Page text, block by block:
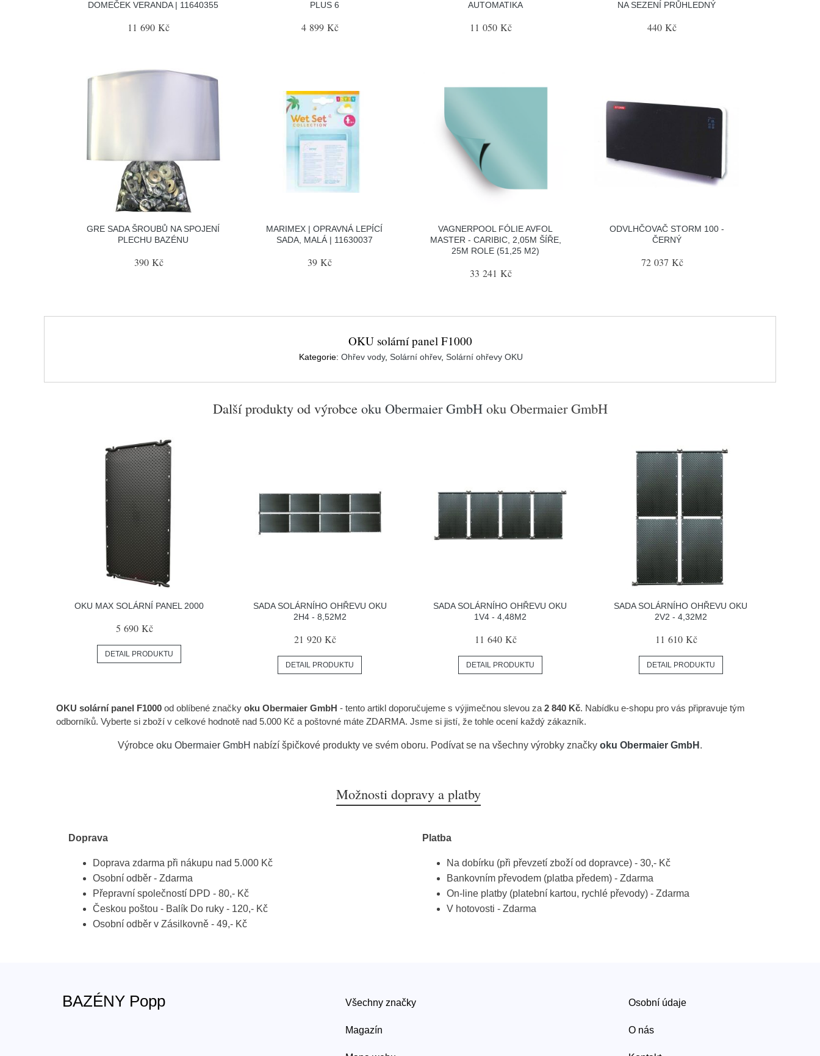
DOMEČEK VERANDA | 11640355
11 690 Kč
PLUS 6
4 899 Kč
AUTOMATIKA
11 050 Kč
NA SEZENÍ PRŮHLEDNÝ
440 Kč
GRE SADA ŠROUBŮ NA SPOJENÍ
PLECHU BAZÉNU
390 Kč
MARIMEX | OPRAVNÁ LEPÍCÍ
SADA, MALÁ | 11630037
39 Kč
VAGNERPOOL FÓLIE AVFOL
MASTER - CARIBIC, 2,05M ŠÍŘE,
25M ROLE (51,25 M2)
33 241 Kč
ODVLHČOVAČ STORM 100 -
ČERNÝ
72 037 Kč
OKU solární panel F1000
Kategorie: Ohřev vody, Solární ohřev, Solární ohřevy OKU
Další produkty od výrobce oku Obermaier GmbH oku Obermaier GmbH
OKU MAX SOLÁRNÍ PANEL 2000
5 690 Kč
DETAIL PRODUKTU
SADA SOLÁRNÍHO OHŘEVU OKU
2H4 - 8,52M2
21 920 Kč
DETAIL PRODUKTU
SADA SOLÁRNÍHO OHŘEVU OKU
1V4 - 4,48M2
11 640 Kč
DETAIL PRODUKTU
SADA SOLÁRNÍHO OHŘEVU OKU
2V2 - 4,32M2
11 610 Kč
DETAIL PRODUKTU
OKU solární panel F1000 od oblíbené značky oku Obermaier GmbH - tento artikl doporučujeme s výjimečnou slevou za 2 840 Kč. Nabídku e-shopu pro vás připravuje tým
odborníků. Vyberte si zboží v celkové hodnotě nad 5.000 Kč a poštovné máte ZDARMA. Jsme si jistí, že tohle ocení každý zákazník.
Výrobce oku Obermaier GmbH nabízí špičkové produkty ve svém oboru. Podívat se na všechny výrobky značky oku Obermaier GmbH .
Možnosti dopravy a platby
Doprava
Doprava zdarma při nákupu nad 5.000 Kč
Osobní odběr - Zdarma
Přepravní společností DPD - 80,- Kč
Českou poštou - Balík Do ruky - 120,- Kč
Osobní odběr v Zásilkovně - 49,- Kč
Platba
Na dobírku (při převzetí zboží od dopravce) - 30,- Kč
Bankovním převodem (platba předem) - Zdarma
On-line platby (platební kartou, rychlé převody) - Zdarma
V hotovosti - Zdarma
BAZÉNY Popp Všechny značky
Magazín
Osobní údaje
O nás